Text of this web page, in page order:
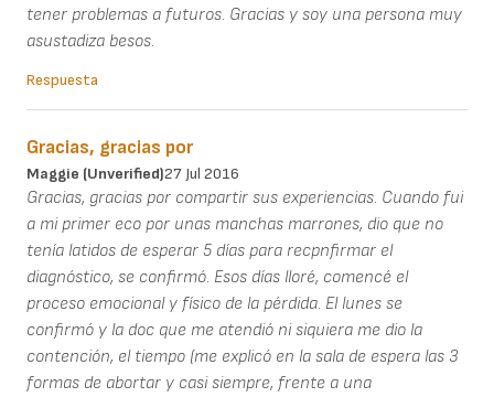
tener problemas a futuros. Gracias y soy una persona muy
asustadiza besos.
Respuesta
Gracias, gracias por
Maggie (unverified)27 Jul 2016
Gracias, gracias por compartir sus experiencias. Cuando fui
a mi primer eco por unas manchas marrones, dio que no
tenía latidos de esperar 5 días para recpnfirmar el
diagnóstico, se confirmó. Esos días lloré, comencé el
proceso emocional y físico de la pérdida. El lunes se
confirmó y la doc que me atendió ni siquiera me dio la
contención, el tiempo (me explicó en la sala de espera las 3
formas de abortar y casi siempre, frente a una